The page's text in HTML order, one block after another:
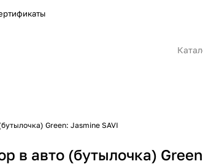
Green: Jasmine SAVI
в авто (бутылочка)